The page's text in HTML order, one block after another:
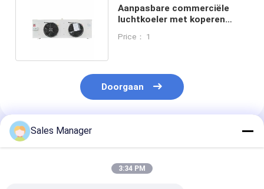
Aanpasbare commerciële
luchtkoeler met koperen
Price： 1
Doorgaan
Geadviseerde Producten
Sales Manager
3:34 PM